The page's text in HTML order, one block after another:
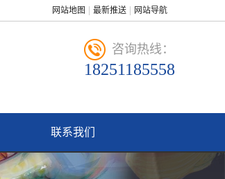
网站地图 最新推送 网站导航
咨询热线：
18251185558
联系我们